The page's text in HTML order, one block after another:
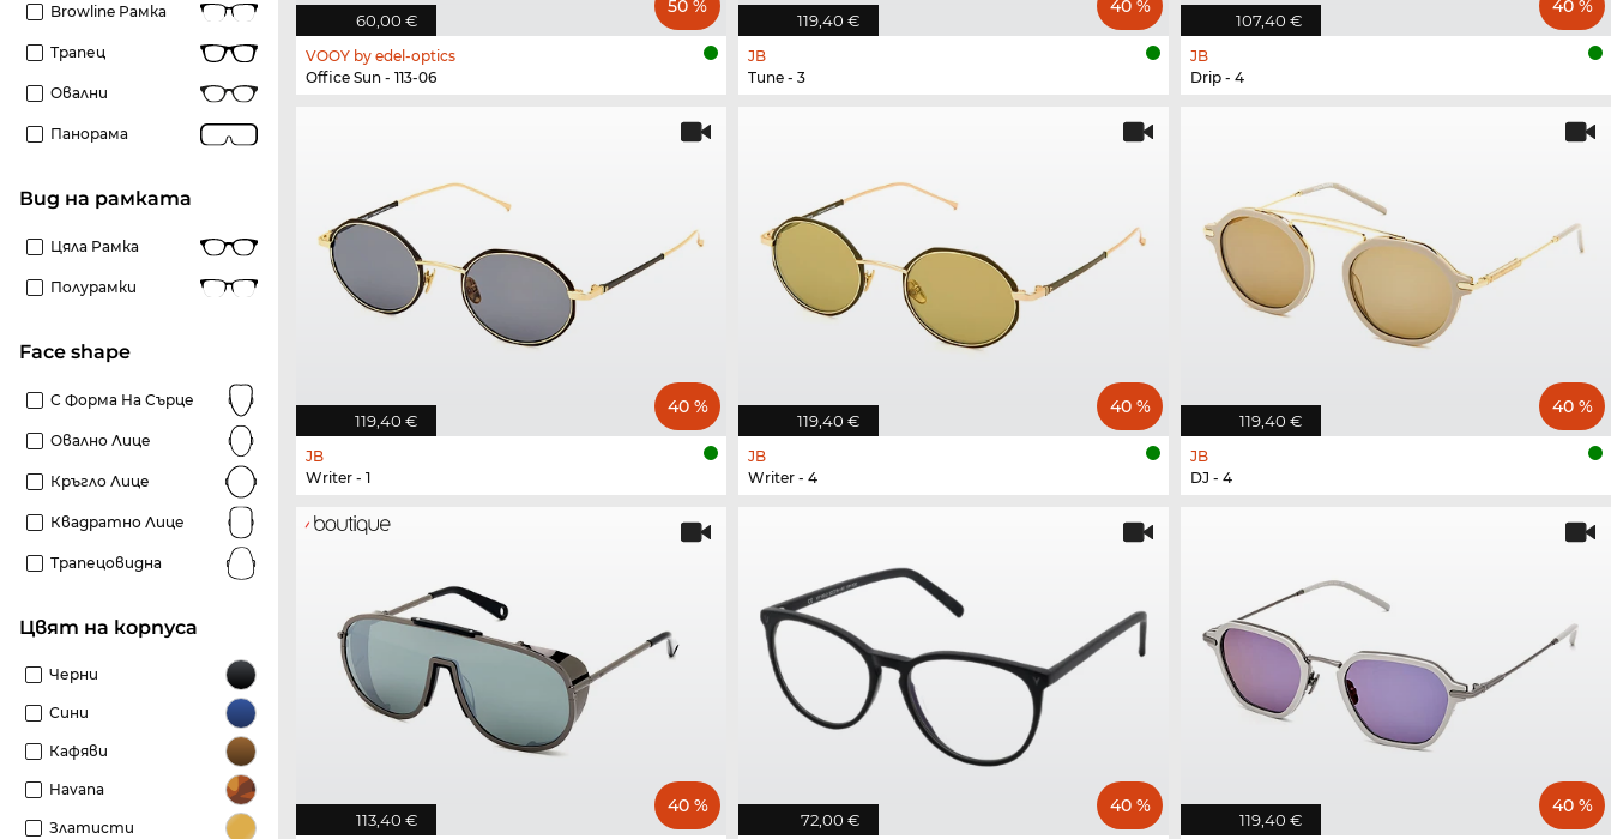
Browline Рамка
Трапец
Овални
Панорама
Вид на рамката
Цяла Рамка
Полурамки
Face shape
С Форма На Сърце
Овално Лице
Кръгло Лице
Квадратно Лице
Трапецовидна
Цвят на корпуса
Черни
Сини
Кафяви
Havana
Златисти
60,00 €
50 %
VOOY by edel-optics
Office Sun - 113-06
119,40 €
40 %
JB
Tune - 3
107,40 €
40 %
JB
Drip - 4
119,40 €
40 %
JB
Writer - 1
119,40 €
40 %
JB
Writer - 4
119,40 €
40 %
JB
DJ - 4
113,40 €
40 %
72,00 €
40 %
119,40 €
40 %